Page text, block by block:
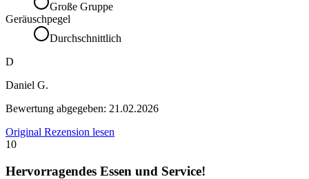
Große Gruppe
Geräuschpegel
Durchschnittlich
D
Daniel G.
Bewertung abgegeben: 21.02.2026
Original Rezension lesen
10
Hervorragendes Essen und Service!